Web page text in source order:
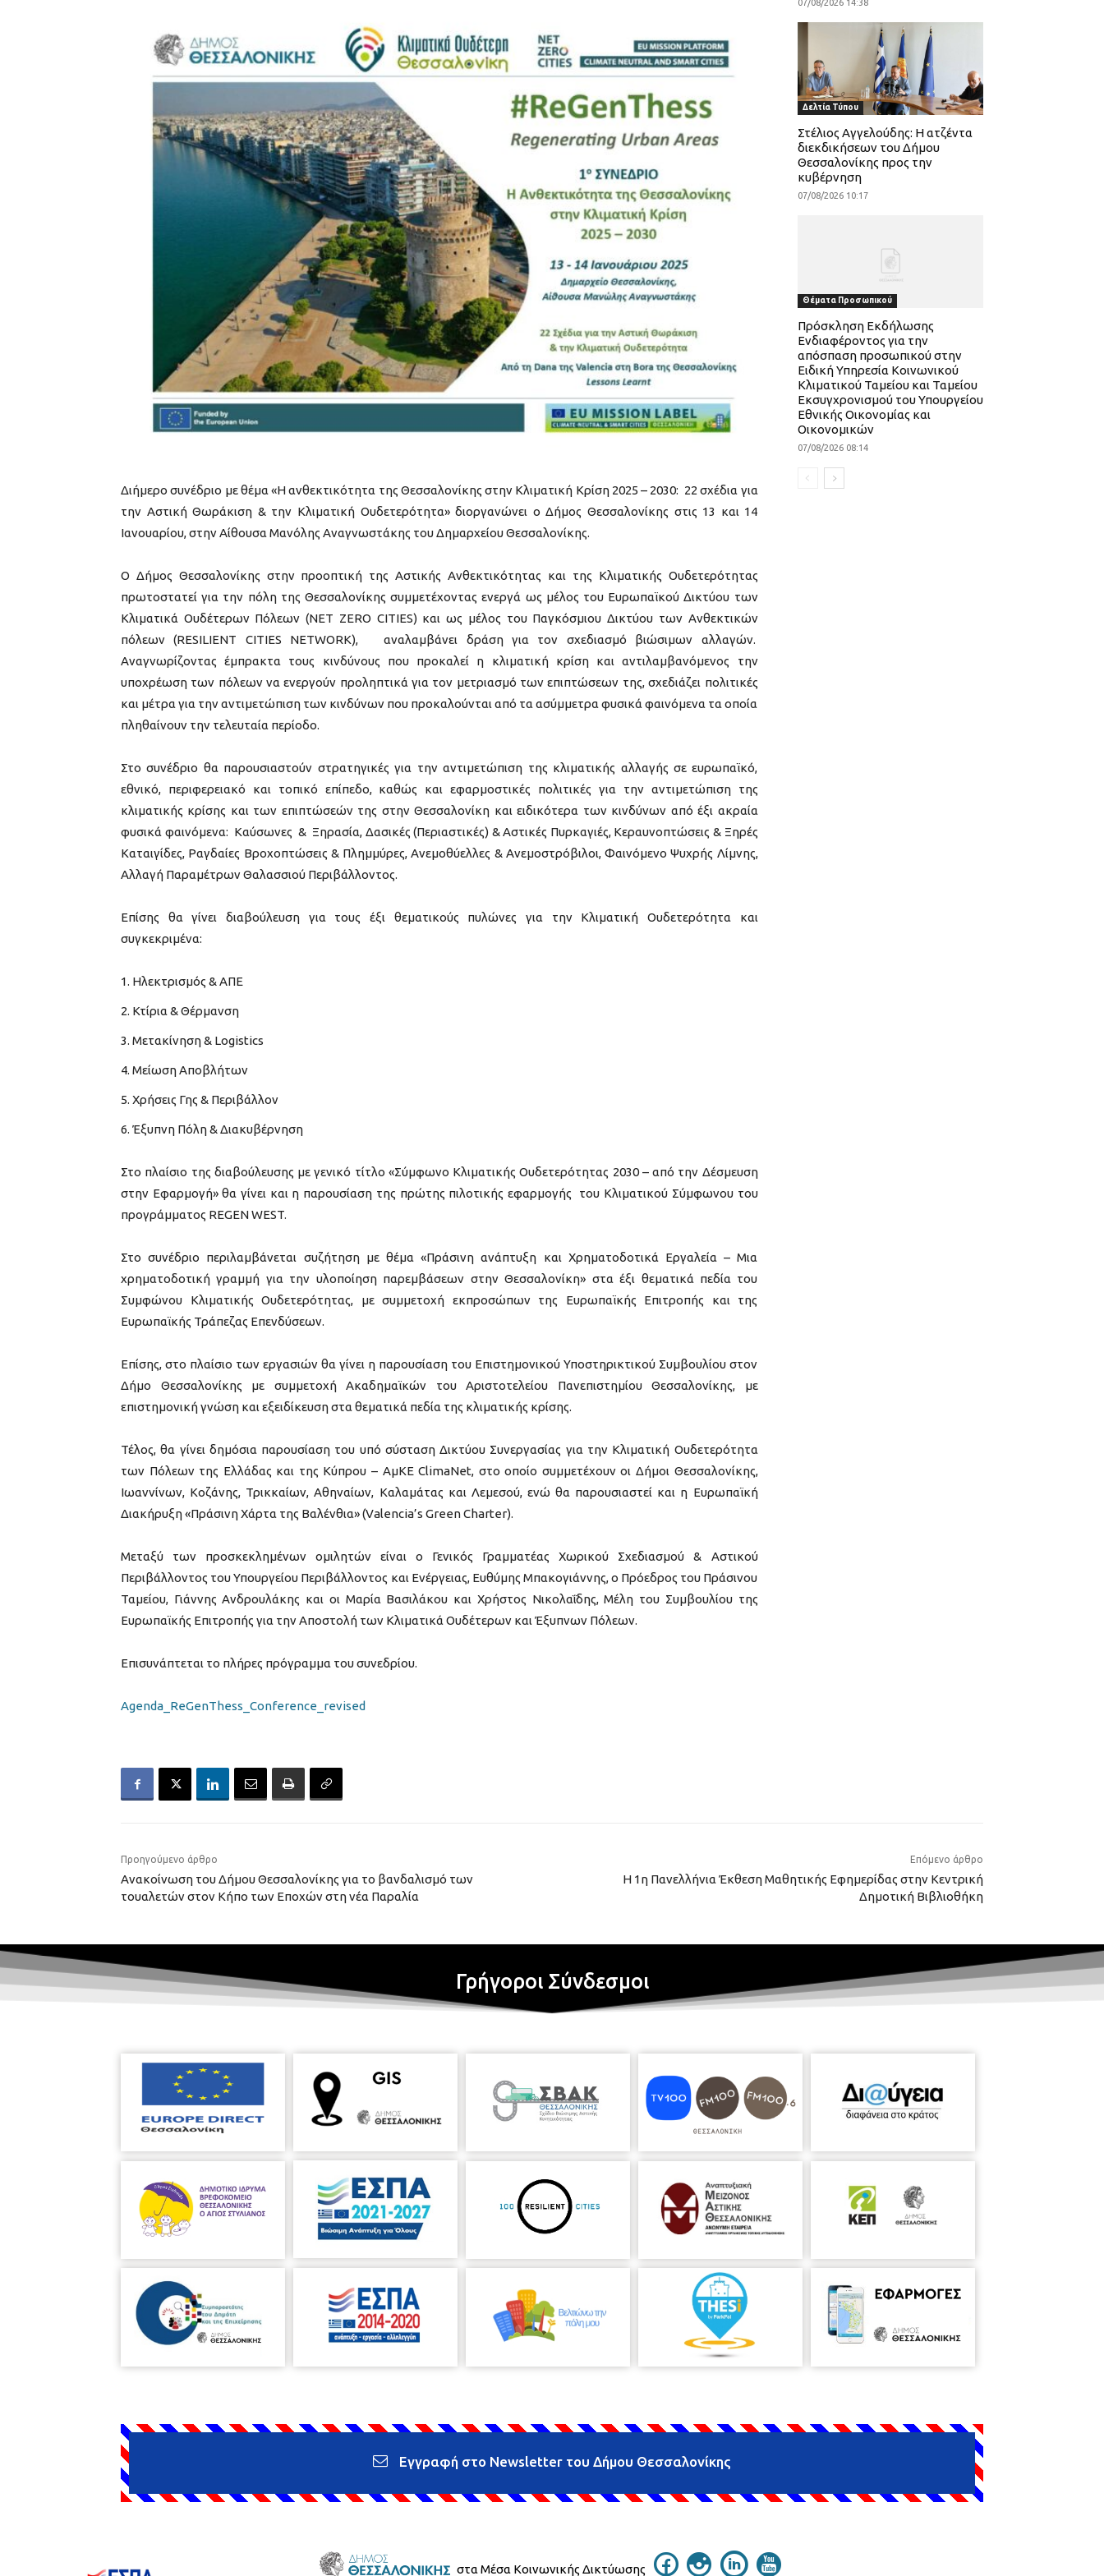
Διήμερο συνέδριο με θέμα «Η ανθεκτικότητα της Θεσσαλονίκης στην Κλιματική Κρίση 2025 – 2030: 22 σχέδια για
την Αστική Θωράκιση & την Κλιματική Ουδετερότητα» διοργανώνει ο Δήμος Θεσσαλονίκης στις 13 και 14
Ιανουαρίου, στην Αίθουσα Μανόλης Αναγνωστάκης του Δημαρχείου Θεσσαλονίκης.
Ο Δήμος Θεσσαλονίκης στην προοπτική της Αστικής Ανθεκτικότητας και της Κλιματικής Ουδετερότητας
πρωτοστατεί για την πόλη της Θεσσαλονίκης συμμετέχοντας ενεργά ως μέλος του Ευρωπαϊκού Δικτύου των
Κλιματικά Ουδέτερων Πόλεων (NET ZERO CITIES) και ως μέλος του Παγκόσμιου Δικτύου των Ανθεκτικών
πόλεων (RESILIENT CITIES NETWORK), αναλαμβάνει δράση για τον σχεδιασμό βιώσιμων αλλαγών.
Αναγνωρίζοντας έμπρακτα τους κινδύνους που προκαλεί η κλιματική κρίση και αντιλαμβανόμενος την
υποχρέωση των πόλεων να ενεργούν προληπτικά για τον μετριασμό των επιπτώσεων της, σχεδιάζει πολιτικές
και μέτρα για την αντιμετώπιση των κινδύνων που προκαλούνται από τα ασύμμετρα φυσικά φαινόμενα τα οποία
πληθαίνουν την τελευταία περίοδο.
Στο συνέδριο θα παρουσιαστούν στρατηγικές για την αντιμετώπιση της κλιματικής αλλαγής σε ευρωπαϊκό,
εθνικό, περιφερειακό και τοπικό επίπεδο, καθώς και εφαρμοστικές πολιτικές για την αντιμετώπιση της
κλιματικής κρίσης και των επιπτώσεών της στην Θεσσαλονίκη και ειδικότερα των κινδύνων από έξι ακραία
φυσικά φαινόμενα: Καύσωνες & Ξηρασία, Δασικές (Περιαστικές) & Αστικές Πυρκαγιές, Κεραυνοπτώσεις & Ξηρές
Καταιγίδες, Ραγδαίες Βροχοπτώσεις & Πλημμύρες, Ανεμοθύελλες & Ανεμοστρόβιλοι, Φαινόμενο Ψυχρής Λίμνης,
Αλλαγή Παραμέτρων Θαλασσιού Περιβάλλοντος.
Επίσης θα γίνει διαβούλευση για τους έξι θεματικούς πυλώνες για την Κλιματική Ουδετερότητα και
συγκεκριμένα:
Ηλεκτρισμός & ΑΠΕ
Κτίρια & Θέρμανση
Μετακίνηση & Logistics
Μείωση Αποβλήτων
Χρήσεις Γης & Περιβάλλον
Έξυπνη Πόλη & Διακυβέρνηση
Στο πλαίσιο της διαβούλευσης με γενικό τίτλο «Σύμφωνο Κλιματικής Ουδετερότητας 2030 – από την Δέσμευση
στην Εφαρμογή» θα γίνει και η παρουσίαση της πρώτης πιλοτικής εφαρμογής του Κλιματικού Σύμφωνου του
προγράμματος REGEN WEST.
Στο συνέδριο περιλαμβάνεται συζήτηση με θέμα «Πράσινη ανάπτυξη και Χρηματοδοτικά Εργαλεία – Μια
χρηματοδοτική γραμμή για την υλοποίηση παρεμβάσεων στην Θεσσαλονίκη» στα έξι θεματικά πεδία του
Συμφώνου Κλιματικής Ουδετερότητας, με συμμετοχή εκπροσώπων της Ευρωπαϊκής Επιτροπής και της
Ευρωπαϊκής Τράπεζας Επενδύσεων.
Επίσης, στο πλαίσιο των εργασιών θα γίνει η παρουσίαση του Επιστημονικού Υποστηρικτικού Συμβουλίου στον
Δήμο Θεσσαλονίκης με συμμετοχή Ακαδημαϊκών του Αριστοτελείου Πανεπιστημίου Θεσσαλονίκης, με
επιστημονική γνώση και εξειδίκευση στα θεματικά πεδία της κλιματικής κρίσης.
Τέλος, θα γίνει δημόσια παρουσίαση του υπό σύσταση Δικτύου Συνεργασίας για την Κλιματική Ουδετερότητα
των Πόλεων της Ελλάδας και της Κύπρου – ΑμΚΕ ClimaNet, στο οποίο συμμετέχουν οι Δήμοι Θεσσαλονίκης,
Ιωαννίνων, Κοζάνης, Τρικκαίων, Αθηναίων, Καλαμάτας και Λεμεσού, ενώ θα παρουσιαστεί και η Ευρωπαϊκή
Διακήρυξη «Πράσινη Χάρτα της Βαλένθια» (Valencia’s Green Charter).
Μεταξύ των προσκεκλημένων ομιλητών είναι ο Γενικός Γραμματέας Χωρικού Σχεδιασμού & Αστικού
Περιβάλλοντος του Υπουργείου Περιβάλλοντος και Ενέργειας, Ευθύμης Μπακογιάννης, ο Πρόεδρος του Πράσινου
Ταμείου, Γιάννης Ανδρουλάκης και οι Μαρία Βασιλάκου και Χρήστος Νικολαΐδης, Μέλη του Συμβουλίου της
Ευρωπαϊκής Επιτροπής για την Αποστολή των Κλιματικά Ουδέτερων και Έξυπνων Πόλεων.
Επισυνάπτεται το πλήρες πρόγραμμα του συνεδρίου.
Agenda_ReGenThess_Conference_revised
07/08/2026 14:38
Δελτία Τύπου
Στέλιος Αγγελούδης: Η ατζέντα
διεκδικήσεων του Δήμου
Θεσσαλονίκης προς την
κυβέρνηση
07/08/2026 10:17
Θέματα Προσωπικού
Πρόσκληση Εκδήλωσης
Ενδιαφέροντος για την
απόσπαση προσωπικού στην
Ειδική Υπηρεσία Κοινωνικού
Κλιματικού Ταμείου και Ταμείου
Εκσυγχρονισμού του Υπουργείου
Εθνικής Οικονομίας και
Οικονομικών
07/08/2026 08:14
Προηγούμενο άρθρο
Ανακοίνωση του Δήμου Θεσσαλονίκης για το βανδαλισμό των
τουαλετών στον Κήπο των Εποχών στη νέα Παραλία
Επόμενο άρθρο
Η 1η Πανελλήνια Έκθεση Μαθητικής Εφημερίδας στην Κεντρική
Δημοτική Βιβλιοθήκη
Γρήγοροι Σύνδεσμοι
Εγγραφή στο Newsletter του Δήμου Θεσσαλονίκης
στα Μέσα Κοινωνικής Δικτύωσης